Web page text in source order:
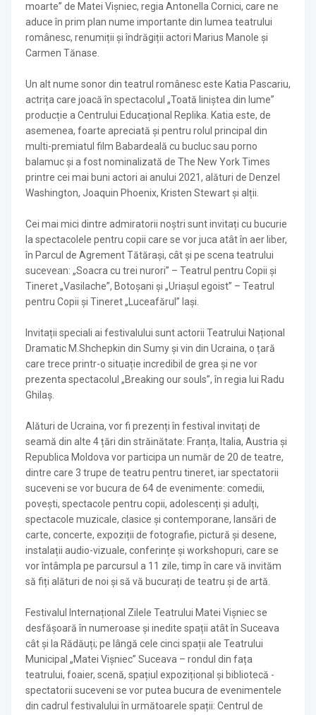
moarte” de Matei Vișniec, regia Antonella Cornici, care ne
aduce în prim plan nume importante din lumea teatrului
românesc, renumiții și îndrăgiții actori Marius Manole și
Carmen Tănase.
Un alt nume sonor din teatrul românesc este Katia Pascariu,
actrița care joacă în spectacolul „Toată liniștea din lume”
producție a Centrului Educațional Replika. Katia este, de
asemenea, foarte apreciată și pentru rolul principal din
multi-premiatul film Babardeală cu bucluc sau porno
balamuc și a fost nominalizată de The New York Times
printre cei mai buni actori ai anului 2021, alături de Denzel
Washington, Joaquin Phoenix, Kristen Stewart și alții.
Cei mai mici dintre admiratorii noștri sunt invitați cu bucurie
la spectacolele pentru copii care se vor juca atât în aer liber,
în Parcul de Agrement Tătărași, cât și pe scena teatrului
sucevean: „Soacra cu trei nurori” – Teatrul pentru Copii și
Tineret „Vasilache”, Botoșani și „Uriașul egoist” – Teatrul
pentru Copii și Tineret „Luceafărul” Iași.
Invitații speciali ai festivalului sunt actorii Teatrului Național
Dramatic M.Shchepkin din Sumy și vin din Ucraina, o țară
care trece printr-o situație incredibil de grea și ne vor
prezenta spectacolul „Breaking our souls”, în regia lui Radu
Ghilaș.
Alături de Ucraina, vor fi prezenți în festival invitați de
seamă din alte 4 țări din străinătate: Franța, Italia, Austria și
Republica Moldova vor participa un număr de 20 de teatre,
dintre care 3 trupe de teatru pentru tineret, iar spectatorii
suceveni se vor bucura de 64 de evenimente: comedii,
povești, spectacole pentru copii, adolescenți și adulți,
spectacole muzicale, clasice și contemporane, lansări de
carte, concerte, expoziții de fotografie, pictură și desene,
instalații audio-vizuale, conferințe și workshopuri, care se
vor întâmpla pe parcursul a 11 zile, timp în care vă invităm
să fiți alături de noi și să vă bucurați de teatru și de artă.
Festivalul Internațional Zilele Teatrului Matei Vișniec se
desfășoară în numeroase și inedite spații atât în Suceava
cât și la Rădăuți; pe lângă cele cinci spații ale Teatrului
Municipal „Matei Vișniec” Suceava – rondul din fața
teatrului, foaier, scenă, spațiul expozițional și bibliotecă -
spectatorii suceveni se vor putea bucura de evenimentele
din cadrul festivalului în următoarele spații: Centrul de